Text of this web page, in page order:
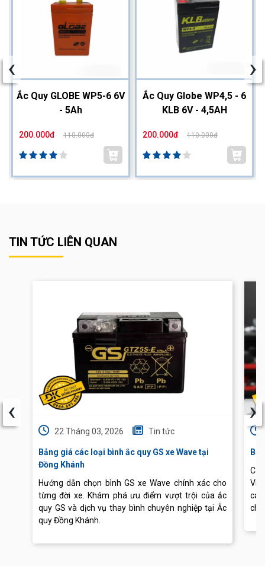
Ắc Quy GLOBE WP5-6 6V
- 5Ah
200.000đ 110.000đ
Ắc Quy Globe WP4,5 - 6
KLB 6V - 4,5AH
200.000đ 110.000đ
‹ ›
TIN TỨC LIÊN QUAN
22 Tháng 03, 2026 Tin tức
Bảng giá các loại bình ắc quy GS xe Wave tại
Đồng Khánh
Hướng dẫn chọn bình GS xe Wave chính xác cho
từng đời xe. Khám phá ưu điểm vượt trội của ắc
quy GS và dịch vụ thay bình chuyên nghiệp tại Ắc
quy Đồng Khánh.
‹ ›